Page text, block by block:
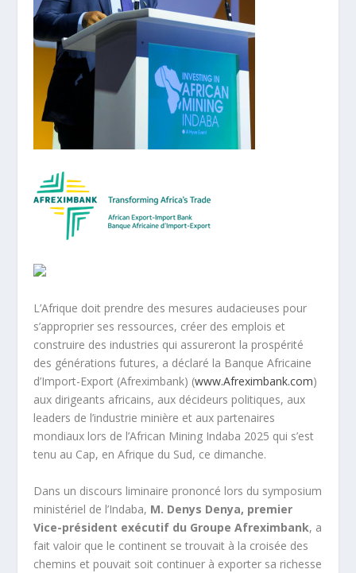
L’Afrique doit prendre des mesures audacieuses pour
s’approprier ses ressources, créer des emplois et
construire des industries qui assureront la prospérité
des générations futures, a déclaré la Banque Africaine
d’Import-Export (Afreximbank) (www.Afreximbank.com)
aux dirigeants africains, aux décideurs politiques, aux
leaders de l’industrie minière et aux partenaires
mondiaux lors de l’African Mining Indaba 2025 qui s’est
tenu au Cap, en Afrique du Sud, ce dimanche.
Dans un discours liminaire prononcé lors du symposium
ministériel de l’Indaba, M. Denys Denya, premier
Vice-président exécutif du Groupe Afreximbank, a
fait valoir que le continent se trouvait à la croisée des
chemins et pouvait soit continuer à exporter sa richesse